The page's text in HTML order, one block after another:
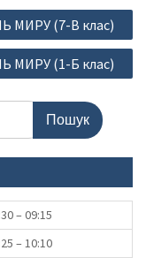
МИРУ (7-В клас)
МИРУ (1-Б клас)
– 09:15
– 10:10